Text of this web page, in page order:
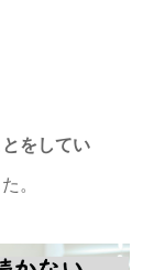
をしてい
。